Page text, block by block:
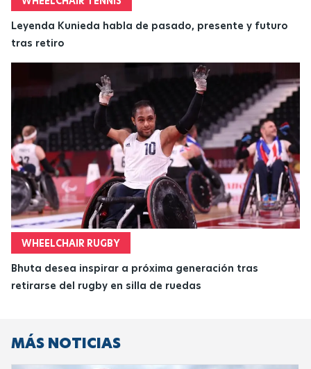
Leyenda Kunieda habla de pasado, presente y futuro
tras retiro
WHEELCHAIR RUGBY
Bhuta desea inspirar a próxima generación tras
retirarse del rugby en silla de ruedas
MÁS NOTICIAS